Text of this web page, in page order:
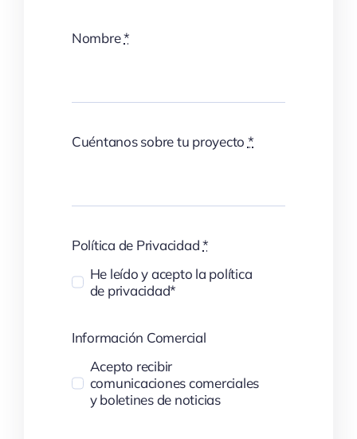
Nombre*
Cuéntanos sobre tu proyecto *
Política de Privacidad*
He leído y acepto la política
de privacidad*
Información Comercial
Acepto recibir
comunicaciones comerciales
y boletines de noticias